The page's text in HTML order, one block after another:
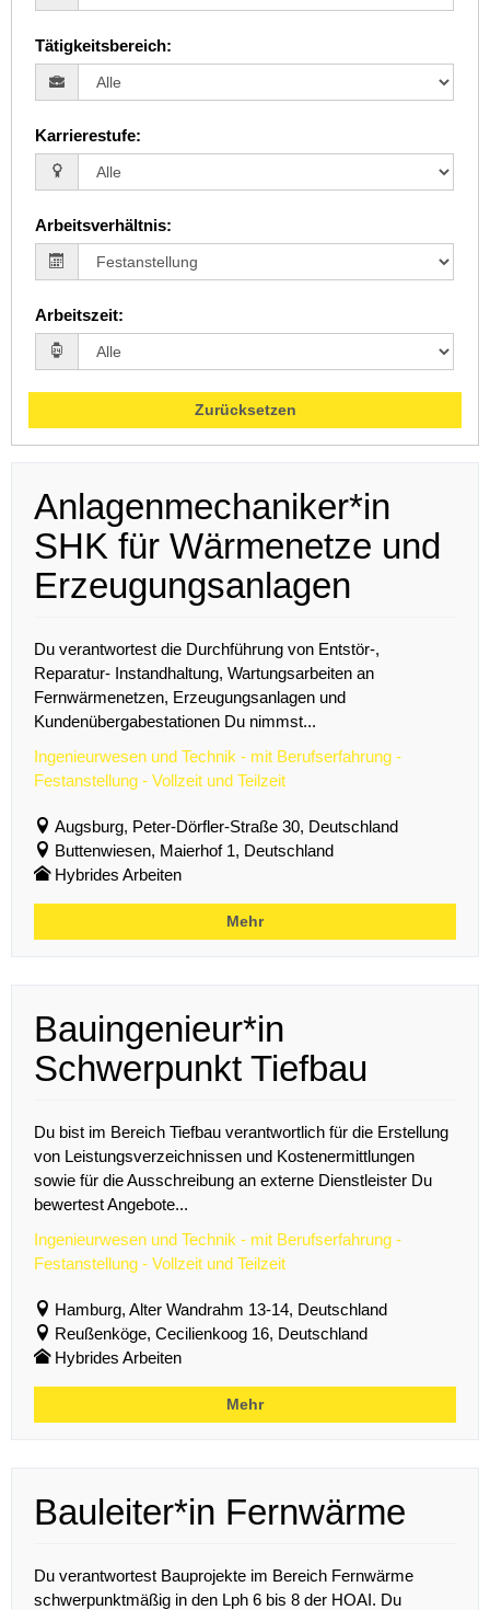
Tätigkeitsbereich:
Karrierestufe:
Arbeitsverhältnis:
Arbeitszeit:
Zurücksetzen
Anlagenmechaniker*in
SHK für Wärmenetze und
Erzeugungsanlagen
Du verantwortest die Durchführung von Entstör-,
Reparatur- Instandhaltung, Wartungsarbeiten an
Fernwärmenetzen, Erzeugungsanlagen und
Kundenübergabestationen Du nimmst...
Ingenieurwesen und Technik - mit Berufserfahrung -
Festanstellung - Vollzeit und Teilzeit
Augsburg, Peter-Dörfler-Straße 30, Deutschland
Buttenwiesen, Maierhof 1, Deutschland
Hybrides Arbeiten
Mehr
Bauingenieur*in
Schwerpunkt Tiefbau
Du bist im Bereich Tiefbau verantwortlich für die Erstellung
von Leistungsverzeichnissen und Kostenermittlungen
sowie für die Ausschreibung an externe Dienstleister Du
bewertest Angebote...
Ingenieurwesen und Technik - mit Berufserfahrung -
Festanstellung - Vollzeit und Teilzeit
Hamburg, Alter Wandrahm 13-14, Deutschland
Reußenköge, Cecilienkoog 16, Deutschland
Hybrides Arbeiten
Mehr
Bauleiter*in Fernwärme
Du verantwortest Bauprojekte im Bereich Fernwärme
schwerpunktmäßig in den Lph 6 bis 8 der HOAI. Du